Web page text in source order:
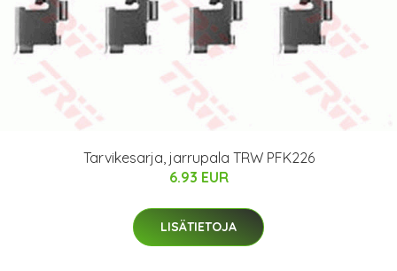
Tarvikesarja, jarrupala TRW PFK226
6.93 EUR
LISÄTIETOJA